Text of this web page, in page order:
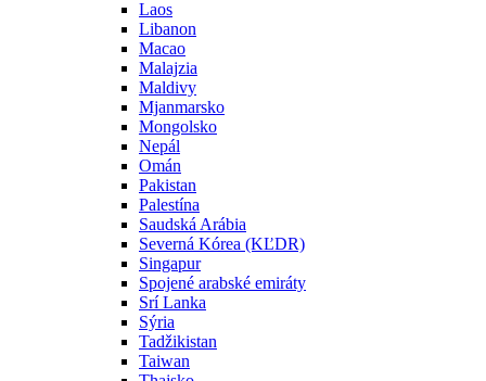
Laos
Libanon
Macao
Malajzia
Maldivy
Mjanmarsko
Mongolsko
Nepál
Omán
Pakistan
Palestína
Saudská Arábia
Severná Kórea (KĽDR)
Singapur
Spojené arabské emiráty
Srí Lanka
Sýria
Tadžikistan
Taiwan